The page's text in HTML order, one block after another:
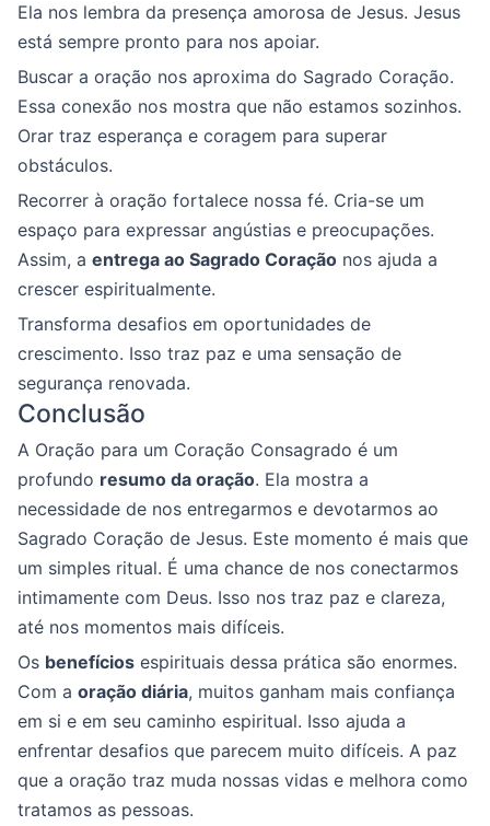
Ela nos lembra da presença amorosa de Jesus. Jesus
está sempre pronto para nos apoiar.
Buscar a oração nos aproxima do Sagrado Coração.
Essa conexão nos mostra que não estamos sozinhos.
Orar traz esperança e coragem para superar
obstáculos.
Recorrer à oração fortalece nossa fé. Cria-se um
espaço para expressar angústias e preocupações.
Assim, a entrega ao Sagrado Coração nos ajuda a
crescer espiritualmente.
Transforma desafios em oportunidades de
crescimento. Isso traz paz e uma sensação de
segurança renovada.
Conclusão
A Oração para um Coração Consagrado é um
profundo resumo da oração. Ela mostra a
necessidade de nos entregarmos e devotarmos ao
Sagrado Coração de Jesus. Este momento é mais que
um simples ritual. É uma chance de nos conectarmos
intimamente com Deus. Isso nos traz paz e clareza,
até nos momentos mais difíceis.
Os benefícios espirituais dessa prática são enormes.
Com a oração diária, muitos ganham mais confiança
em si e em seu caminho espiritual. Isso ajuda a
enfrentar desafios que parecem muito difíceis. A paz
que a oração traz muda nossas vidas e melhora como
tratamos as pessoas.